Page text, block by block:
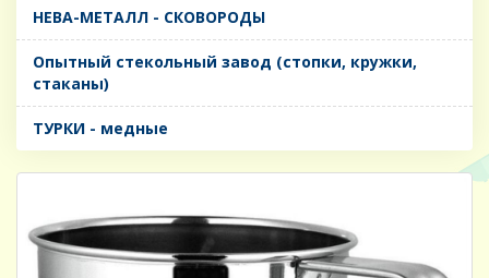
НЕВА-МЕТАЛЛ - СКОВОРОДЫ
Опытный стекольный завод (стопки, кружки,
стаканы)
ТУРКИ - медные